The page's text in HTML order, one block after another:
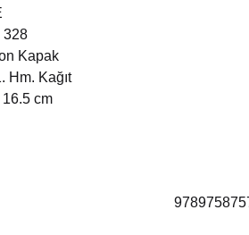
328
Kapak
Hm. Kağıt
cm